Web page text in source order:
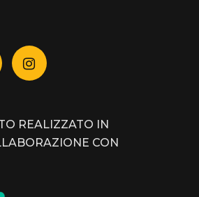
REALIZZATO IN
CON